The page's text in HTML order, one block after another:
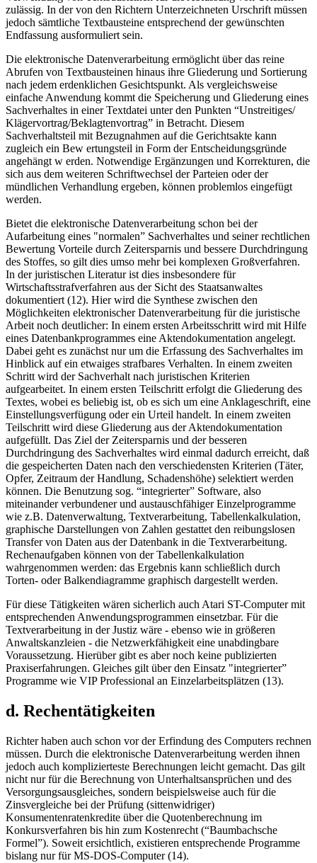
zulässig. In der von den Richtern Unterzeichneten Urschrift müssen
jedoch sämtliche Textbausteine entsprechend der gewünschten
Endfassung ausformuliert sein.
Die elektronische Datenverarbeitung ermöglicht über das reine
Abrufen von Textbausteinen hinaus ihre Gliederung und Sortierung
nach jedem erdenklichen Gesichtspunkt. Als vergleichsweise
einfache Anwendung kommt die Speicherung und Gliederung eines
Sachverhaltes in einer Textdatei unter den Punkten “Unstreitiges/
Klägervortrag/Beklagtenvortrag” in Betracht. Diesem
Sachverhaltsteil mit Bezugnahmen auf die Gerichtsakte kann
zugleich ein Bew ertungsteil in Form der Entscheidungsgründe
angehängt w erden. Notwendige Ergänzungen und Korrekturen, die
sich aus dem weiteren Schriftwechsel der Parteien oder der
mündlichen Verhandlung ergeben, können problemlos eingefügt
werden.
Bietet die elektronische Datenverarbeitung schon bei der
Aufarbeitung eines "normalen” Sachverhaltes und seiner rechtlichen
Bewertung Vorteile durch Zeitersparnis und bessere Durchdringung
des Stoffes, so gilt dies umso mehr bei komplexen Großverfahren.
In der juristischen Literatur ist dies insbesondere für
Wirtschaftsstrafverfahren aus der Sicht des Staatsanwaltes
dokumentiert (12). Hier wird die Synthese zwischen den
Möglichkeiten elektronischer Datenverarbeitung für die juristische
Arbeit noch deutlicher: In einem ersten Arbeitsschritt wird mit Hilfe
eines Datenbankprogrammes eine Aktendokumentation angelegt.
Dabei geht es zunächst nur um die Erfassung des Sachverhaltes im
Hinblick auf ein etwaiges strafbares Verhalten. In einem zweiten
Schritt wird der Sachverhalt nach juristischen Kriterien
aufgearbeitet. In einem ersten Teilschritt erfolgt die Gliederung des
Textes, wobei es beliebig ist, ob es sich um eine Anklageschrift, eine
Einstellungsverfügung oder ein Urteil handelt. In einem zweiten
Teilschritt wird diese Gliederung aus der Aktendokumentation
aufgefüllt. Das Ziel der Zeitersparnis und der besseren
Durchdringung des Sachverhaltes wird einmal dadurch erreicht, daß
die gespeicherten Daten nach den verschiedensten Kriterien (Täter,
Opfer, Zeitraum der Handlung, Schadenshöhe) selektiert werden
können. Die Benutzung sog. “integrierter” Software, also
miteinander verbundener und austauschfähiger Einzelprogramme
wie z.B. Datenverwaltung, Textverarbeitung, Tabellenkalkulation,
graphische Darstellungen von Zahlen gestattet den reibungslosen
Transfer von Daten aus der Datenbank in die Textverarbeitung.
Rechenaufgaben können von der Tabellenkalkulation
wahrgenommen werden: das Ergebnis kann schließlich durch
Torten- oder Balkendiagramme graphisch dargestellt werden.
Für diese Tätigkeiten wären sicherlich auch Atari ST-Computer mit
entsprechenden Anwendungsprogrammen einsetzbar. Für die
Textverarbeitung in der Justiz wäre - ebenso wie in größeren
Anwaltskanzleien - die Netzwerkfähigkeit eine unabdingbare
Voraussetzung. Hierüber gibt es aber noch keine publizierten
Praxiserfahrungen. Gleiches gilt über den Einsatz "integrierter”
Programme wie VIP Professional an Einzelarbeitsplätzen (13).
d. Rechentätigkeiten
Richter haben auch schon vor der Erfindung des Computers rechnen
müssen. Durch die elektronische Datenverarbeitung werden ihnen
jedoch auch komplizierteste Berechnungen leicht gemacht. Das gilt
nicht nur für die Berechnung von Unterhaltsansprüchen und des
Versorgungsausgleiches, sondern beispielsweise auch für die
Zinsvergleiche bei der Prüfung (sittenwidriger)
Konsumentenratenkredite über die Quotenberechnung im
Konkursverfahren bis hin zum Kostenrecht (“Baumbachsche
Formel”). Soweit ersichtlich, existieren entsprechende Programme
bislang nur für MS-DOS-Computer (14).